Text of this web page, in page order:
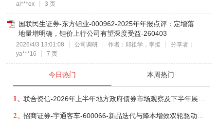
al***ex
3 页
国联民生证券-东方钽业-000962-2025年年报点评：定增落
地量增明确，钽价上行公司有望深度受益-260403
2026/4/3 13:01:08 公司调研 作者：邱祖学，李挺
分享者：
ya***16
7 页
今日热门 本周热门
1、
2、